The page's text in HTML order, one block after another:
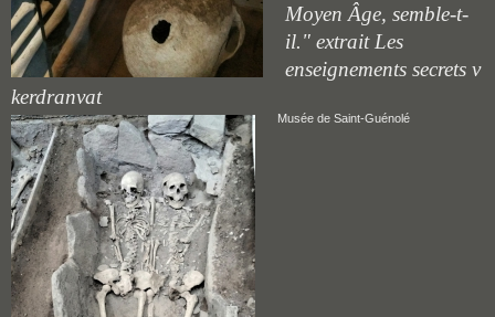
Moyen Âge, semble-t-
il." extrait Les
enseignements secrets v
kerdranvat
Musée de Saint-Guénolé